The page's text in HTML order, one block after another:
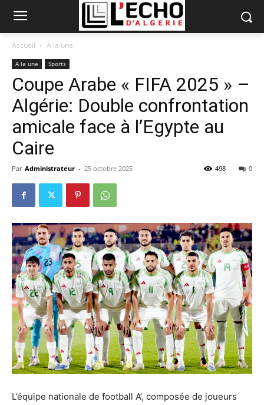
Accueil A la une
A la une Sports
Coupe Arabe « FIFA 2025 » –
Algérie: Double confrontation
amicale face à l’Egypte au
Caire
Par Administrateur - 25 octobre 2025 0
498
L’équipe nationale de football A’, composée de joueurs